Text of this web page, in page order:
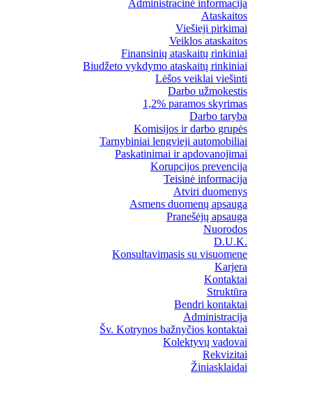
Administracinė informacija
Ataskaitos
Viešieji pirkimai
Veiklos ataskaitos
Finansinių ataskaitų rinkiniai
Biudžeto vykdymo ataskaitų rinkiniai
Lėšos veiklai viešinti
Darbo užmokestis
1,2% paramos skyrimas
Darbo taryba
Komisijos ir darbo grupės
Tarnybiniai lengvieji automobiliai
Paskatinimai ir apdovanojimai
Korupcijos prevencija
Teisinė informacija
Atviri duomenys
Asmens duomenų apsauga
Pranešėjų apsauga
Nuorodos
D.U.K.
Konsultavimasis su visuomene
Karjera
Kontaktai
Struktūra
Bendri kontaktai
Administracija
Šv. Kotrynos bažnyčios kontaktai
Kolektyvų vadovai
Rekvizitai
Žiniasklaidai